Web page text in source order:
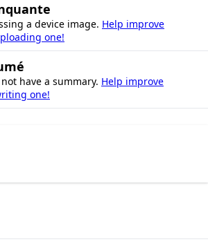
a device image. Help improve
one!
have a summary. Help improve
one!